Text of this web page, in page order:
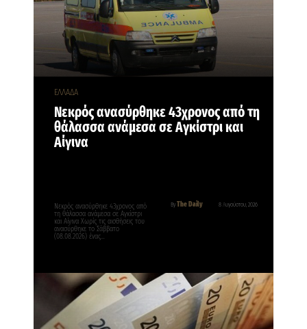
ΕΛΛΑΔΑ
Νεκρός ανασύρθηκε 43χρονος από τη
θάλασσα ανάμεσα σε Αγκίστρι και
Αίγινα
By The Daily 8 Αυγούστου, 2026
Νεκρός ανασύρθηκε 43χρονος από
τη θάλασσα ανάμεσα σε Αγκίστρι
και Αίγινα Χωρίς τις αισθήσεις του
ανασύρθηκε το Σάββατο
(08.08.2026) ένας…